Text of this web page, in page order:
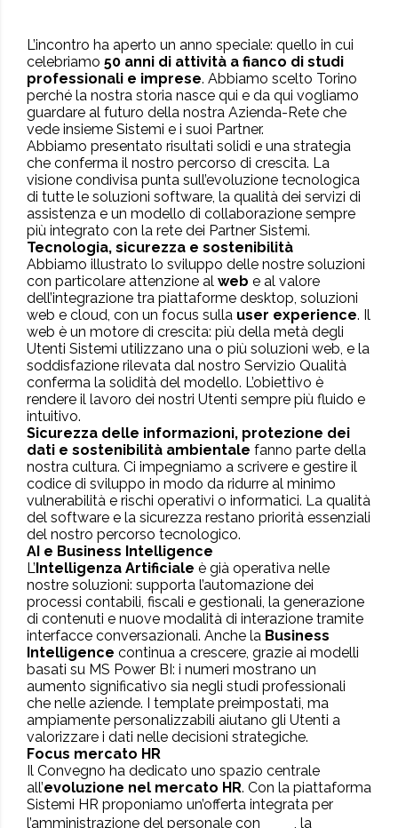
L’incontro ha aperto un anno speciale: quello in cui
celebriamo 50 anni di attività a fianco di studi
professionali e imprese. Abbiamo scelto Torino
perché la nostra storia nasce qui e da qui vogliamo
guardare al futuro della nostra Azienda-Rete che
vede insieme Sistemi e i suoi Partner.
Abbiamo presentato risultati solidi e una strategia
che conferma il nostro percorso di crescita. La
visione condivisa punta sull’evoluzione tecnologica
di tutte le soluzioni software, la qualità dei servizi di
assistenza e un modello di collaborazione sempre
più integrato con la rete dei Partner Sistemi.
Tecnologia, sicurezza e sostenibilità
Abbiamo illustrato lo sviluppo delle nostre soluzioni
con particolare attenzione al web e al valore
dell’integrazione tra piattaforme desktop, soluzioni
web e cloud, con un focus sulla user experience. Il
web è un motore di crescita: più della metà degli
Utenti Sistemi utilizzano una o più soluzioni web, e la
soddisfazione rilevata dal nostro Servizio Qualità
conferma la solidità del modello. L’obiettivo è
rendere il lavoro dei nostri Utenti sempre più fluido e
intuitivo.
Sicurezza delle informazioni, protezione dei
dati e sostenibilità ambientale fanno parte della
nostra cultura. Ci impegniamo a scrivere e gestire il
codice di sviluppo in modo da ridurre al minimo
vulnerabilità e rischi operativi o informatici. La qualità
del software e la sicurezza restano priorità essenziali
del nostro percorso tecnologico.
AI e Business Intelligence
L’Intelligenza Artificiale è già operativa nelle
nostre soluzioni: supporta l’automazione dei
processi contabili, fiscali e gestionali, la generazione
di contenuti e nuove modalità di interazione tramite
interfacce conversazionali. Anche la Business
Intelligence continua a crescere, grazie ai modelli
basati su MS Power BI: i numeri mostrano un
aumento significativo sia negli studi professionali
che nelle aziende. I template preimpostati, ma
ampiamente personalizzabili aiutano gli Utenti a
valorizzare i dati nelle decisioni strategiche.
Focus mercato HR
Il Convegno ha dedicato uno spazio centrale
all’evoluzione nel mercato HR. Con la piattaforma
Sistemi HR proponiamo un’offerta integrata per
l’amministrazione del personale con
, la